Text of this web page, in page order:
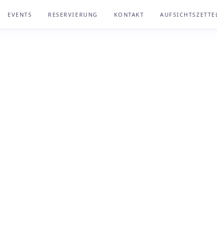
EVENTS RESERVIERUNG KONTAKT AUFSICHTSZETTEL